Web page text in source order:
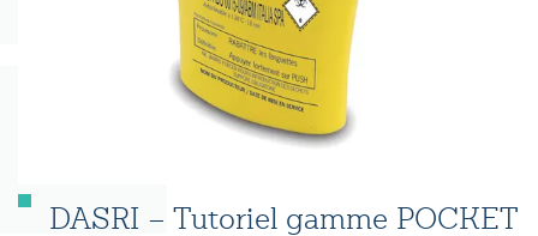
DASRI – Tutoriel gamme POCKET